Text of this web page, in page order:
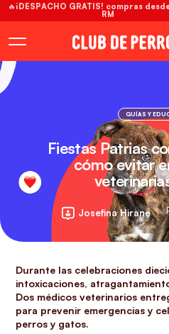
GUÍAS Y
Fiestas Patrias
cómo evitar
Josefina Hirane
Durante las celebraciones
intoxicaciones,
Dos médicos veterinarios
para prevenir emergencias y
perros y gatos.
🔥¡DESPACHO GRATIS! compras
RM